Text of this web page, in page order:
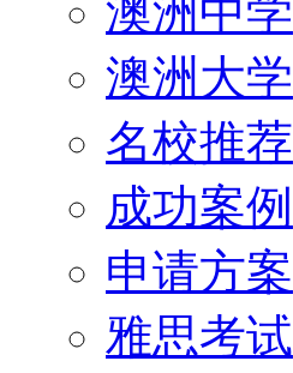
澳洲中学
澳洲大学
名校推荐
成功案例
申请方案
雅思考试